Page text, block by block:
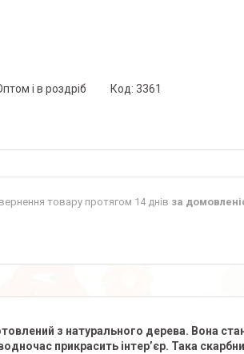
і в роздріб Код: 3361
товару протягом 14 днів за
з натурального дерева. Вона
прикрасить інтер’єр. Така